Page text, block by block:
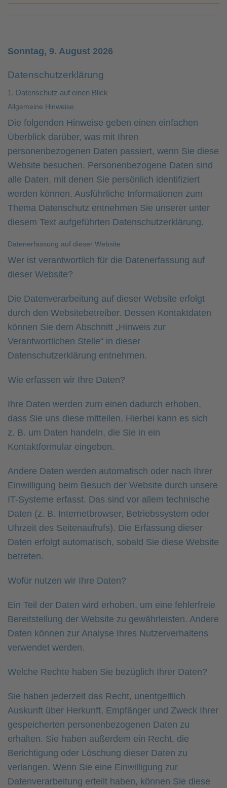
Sonntag, 9. August 2026
Datenschutzerklärung
1. Datenschutz auf einen Blick
Allgemeine Hinweise
Die folgenden Hinweise geben einen einfachen
Überblick darüber, was mit Ihren
personenbezogenen Daten passiert, wenn Sie diese
Website besuchen. Personenbezogene Daten sind
alle Daten, mit denen Sie persönlich identifiziert
werden können. Ausführliche Informationen zum
Thema Datenschutz entnehmen Sie unserer unter
diesem Text aufgeführten Datenschutzerklärung.
Datenerfassung auf dieser Website
Wer ist verantwortlich für die Datenerfassung auf
dieser Website?
Die Datenverarbeitung auf dieser Website erfolgt
durch den Websitebetreiber. Dessen Kontaktdaten
können Sie dem Abschnitt „Hinweis zur
Verantwortlichen Stelle“ in dieser
Datenschutzerklärung entnehmen.
Wie erfassen wir Ihre Daten?
Ihre Daten werden zum einen dadurch erhoben,
dass Sie uns diese mitteilen. Hierbei kann es sich
z. B. um Daten handeln, die Sie in ein
Kontaktformular eingeben.
Andere Daten werden automatisch oder nach Ihrer
Einwilligung beim Besuch der Website durch unsere
IT-Systeme erfasst. Das sind vor allem technische
Daten (z. B. Internetbrowser, Betriebssystem oder
Uhrzeit des Seitenaufrufs). Die Erfassung dieser
Daten erfolgt automatisch, sobald Sie diese Website
betreten.
Wofür nutzen wir Ihre Daten?
Ein Teil der Daten wird erhoben, um eine fehlerfreie
Bereitstellung der Website zu gewährleisten. Andere
Daten können zur Analyse Ihres Nutzerverhaltens
verwendet werden.
Welche Rechte haben Sie bezüglich Ihrer Daten?
Sie haben jederzeit das Recht, unentgeltlich
Auskunft über Herkunft, Empfänger und Zweck Ihrer
gespeicherten personenbezogenen Daten zu
erhalten. Sie haben außerdem ein Recht, die
Berichtigung oder Löschung dieser Daten zu
verlangen. Wenn Sie eine Einwilligung zur
Datenverarbeitung erteilt haben, können Sie diese